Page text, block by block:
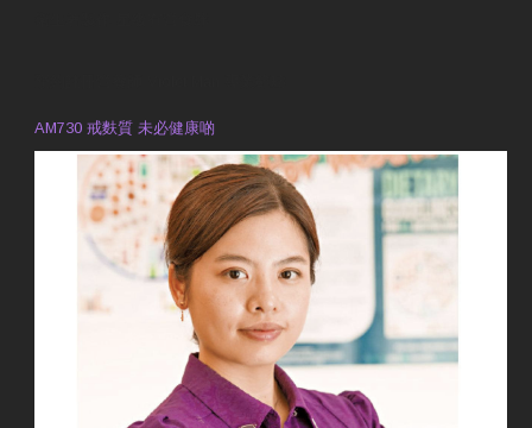
AM730 戒麩質 未必健康啲